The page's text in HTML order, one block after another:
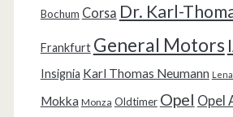
Bochum Corsa Dr. Karl-
Frankfurt General Motors
Insignia Karl Thomas Neumann
Mokka Monza Oldtimer Opel Opel